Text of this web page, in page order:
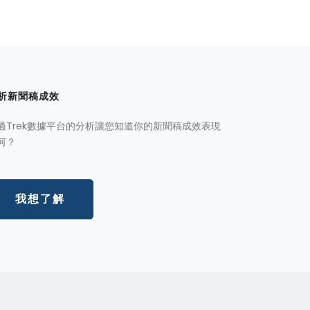
新聞稿成效
Trek數據平台的分析讓您知道你的新聞稿成效表現
？
我想了解